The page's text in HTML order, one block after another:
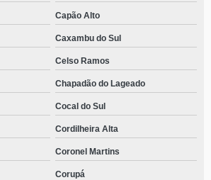
Capão Alto
Caxambu do Sul
Celso Ramos
Chapadão do Lageado
Cocal do Sul
Cordilheira Alta
Coronel Martins
Corupá